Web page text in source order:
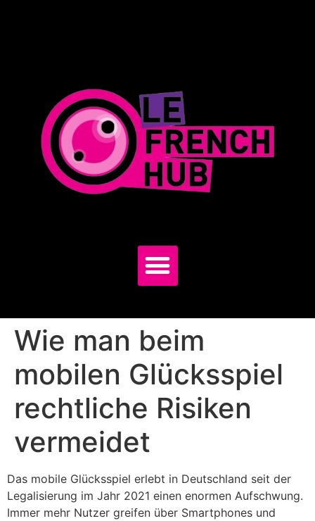
Wie man beim
mobilen Glücksspiel
rechtliche Risiken
vermeidet
Das mobile Glücksspiel erlebt in Deutschland seit der
Legalisierung im Jahr 2021 einen enormen Aufschwung.
Immer mehr Nutzer greifen über Smartphones und